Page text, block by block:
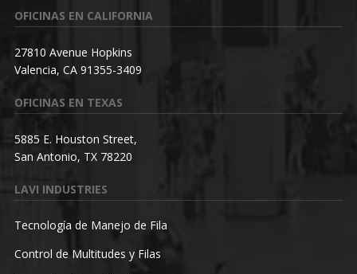
OFICINAS EN CALIFORNIA
27810 Avenue Hopkins
Valencia, CA 91355-3409
OFICINAS EN TEXAS
5885 E. Houston Street,
San Antonio, TX 78220
LAVI INDUSTRIES
Tecnología de Manejo de Fila
Control de Multitudes y Filas